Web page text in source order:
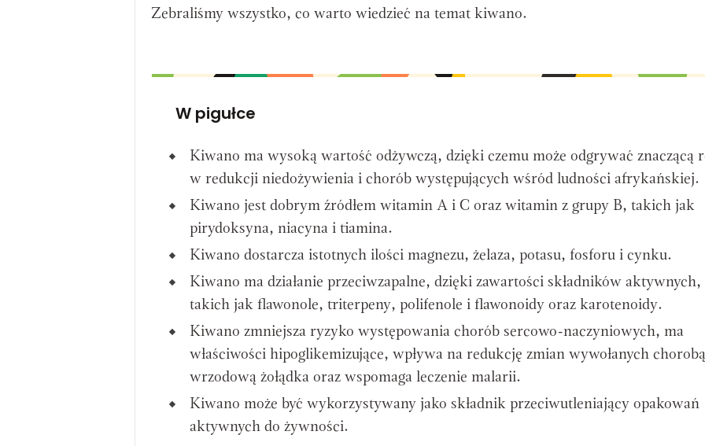
Zebraliśmy wszystko, co warto wiedzieć na temat kiwano.
W pigułce
Kiwano ma wysoką wartość odżywczą, dzięki czemu może odgrywać znaczącą
w redukcji niedożywienia i chorób występujących wśród ludności afrykańskiej.
Kiwano jest dobrym źródłem witamin A i C oraz witamin z grupy B, takich jak
pirydoksyna, niacyna i tiamina.
Kiwano dostarcza istotnych ilości magnezu, żelaza, potasu, fosforu i cynku.
Kiwano ma działanie przeciwzapalne, dzięki zawartości składników aktywnych,
takich jak flawonole, triterpeny, polifenole i flawonoidy oraz karotenoidy.
Kiwano zmniejsza ryzyko występowania chorób sercowo-naczyniowych, ma
właściwości hipoglikemizujące, wpływa na redukcję zmian wywołanych chorobą
wrzodową żołądka oraz wspomaga leczenie malarii.
Kiwano może być wykorzystywany jako składnik przeciwutleniający opakowań
aktywnych do żywności.